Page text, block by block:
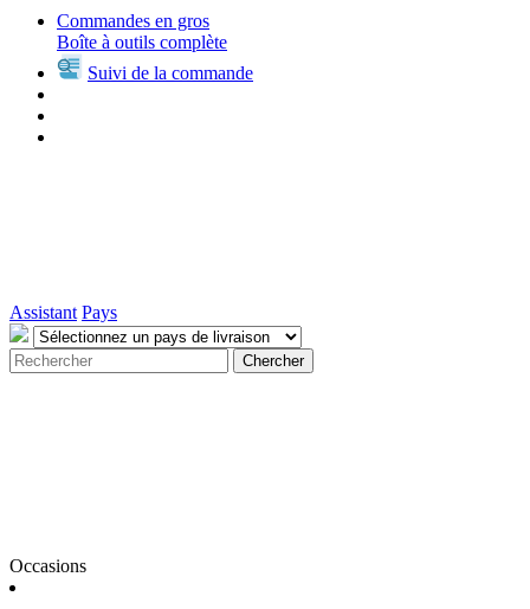
Commandes en gros
Boîte à outils complète
Suivi de la commande
Assistant Pays
Chercher
Occasions